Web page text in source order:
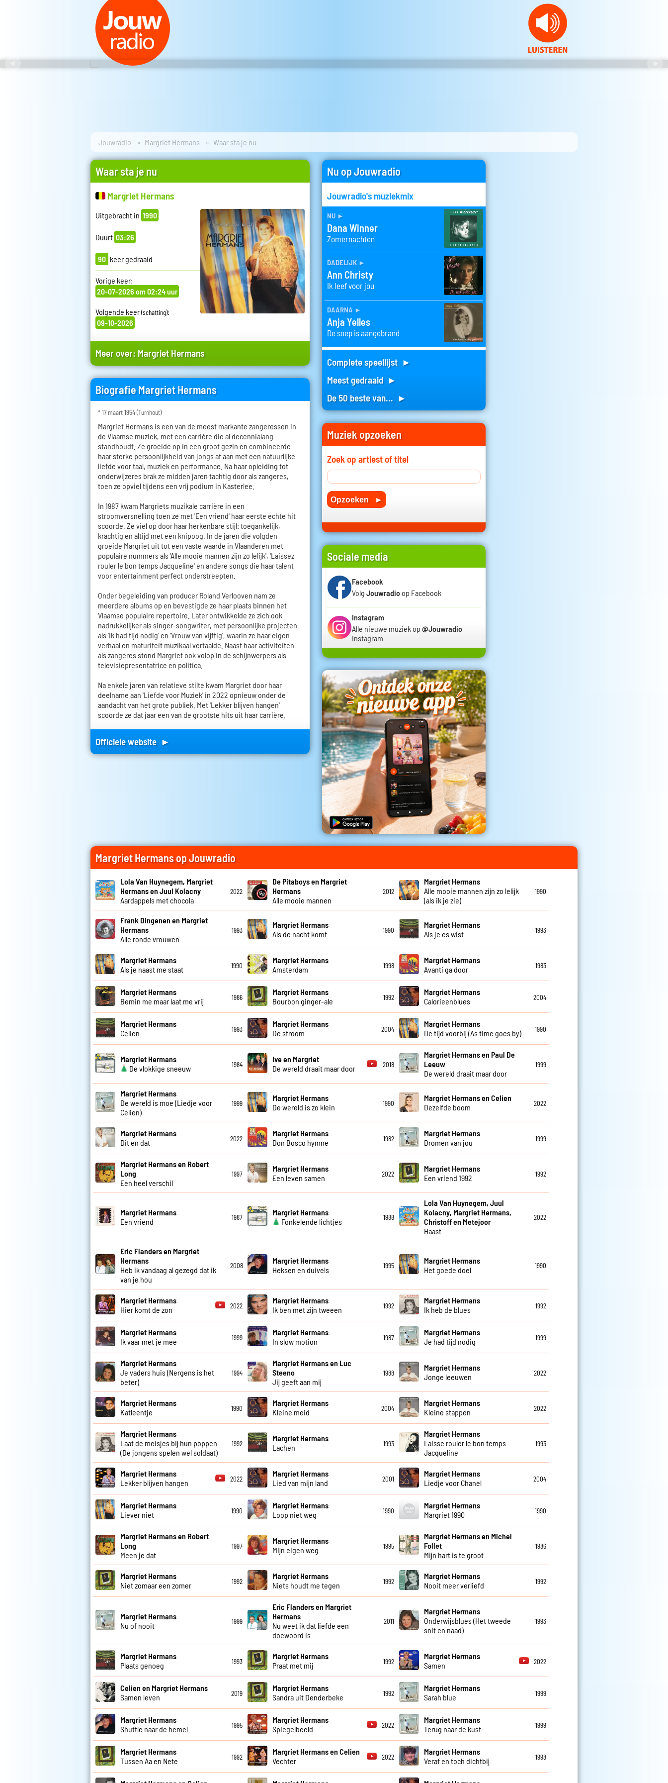
Jouwradio Margriet Hermans Waar sta je nu
Waar sta je nu
Margriet Hermans
Uitgebracht in 1990
Duurt 03:26
90 keer gedraaid
Vorige keer:
20-07-2026 om 02:24 uur
Volgende keer(schatting):
09-10-2026
Meer over: Margriet Hermans
Biografie Margriet Hermans
* 17 maart 1954 (Turnhout)
Margriet Hermans is een van de meest markante zangeressen in
de Vlaamse muziek, met een carrière die al decennialang
standhoudt. Ze groeide op in een groot gezin en combineerde
haar sterke persoonlijkheid van jongs af aan met een natuurlijke
liefde voor taal, muziek en performance. Na haar opleiding tot
onderwijzeres brak ze midden jaren tachtig door als zangeres,
toen ze opviel tijdens een vrij podium in Kasterlee.
In 1987 kwam Margriets muzikale carrière in een
stroomversnelling toen ze met 'Een vriend' haar eerste echte hit
scoorde. Ze viel op door haar herkenbare stijl: toegankelijk,
krachtig en altijd met een knipoog. In de jaren die volgden
groeide Margriet uit tot een vaste waarde in Vlaanderen met
populaire nummers als 'Alle mooie mannen zijn zo lelijk', 'Laissez
rouler le bon temps Jacqueline' en andere songs die haar talent
voor entertainment perfect onderstreepten.
Onder begeleiding van producer Roland Verlooven nam ze
meerdere albums op en bevestigde ze haar plaats binnen het
Vlaamse populaire repertoire. Later ontwikkelde ze zich ook
nadrukkelijker als singer-songwriter, met persoonlijke projecten
als 'Ik had tijd nodig' en 'Vrouw van vijftig', waarin ze haar eigen
verhaal en maturiteit muzikaal vertaalde. Naast haar activiteiten
als zangeres stond Margriet ook volop in de schijnwerpers als
televisiepresentatrice en politica.
Na enkele jaren van relatieve stilte kwam Margriet door haar
deelname aan 'Liefde voor Muziek' in 2022 opnieuw onder de
aandacht van het grote publiek. Met 'Lekker blijven hangen'
scoorde ze dat jaar een van de grootste hits uit haar carrière.
Officiele website ►
Nu op Jouwradio
Jouwradio's muziekmix
nu ►
Dana Winner
Zomernachten
dadelijk ►
Ann Christy
Ik leef voor jou
daarna ►
Anja Yelles
De soep is aangebrand
Complete speellijst ►
Meest gedraaid ►
De 50 beste van... ►
Muziek opzoeken
Zoek op artiest of titel
Sociale media
Facebook
Volg Jouwradio op Facebook
Instagram
Alle nieuwe muziek op @Jouwradio
Instagram
Margriet Hermans op Jouwradio
Lola Van Huynegem, Margriet
Hermans en Juul Kolacny
Aardappels met chocola
2022
De Pitaboys en Margriet
Hermans
Alle mooie mannen
2012
Margriet Hermans
Alle mooie mannen zijn zo lelijk
(als ik je zie)
1990
Frank Dingenen en Margriet
Hermans
Alle ronde vrouwen
1993
Margriet Hermans
Als de nacht komt
1990
Margriet Hermans
Als je es wist
1993
Margriet Hermans
Als je naast me staat
1990
Margriet Hermans
Amsterdam
1998
Margriet Hermans
Avanti ga door
1983
Margriet Hermans
Bemin me maar laat me vrij
1986
Margriet Hermans
Bourbon ginger-ale
1992
Margriet Hermans
Calorieenblues
2004
Margriet Hermans
Celien
1993
Margriet Hermans
De stroom
2004
Margriet Hermans
De tijd voorbij (As time goes by)
1990
Margriet Hermans
De vlokkige sneeuw
1984
Ive en Margriet
De wereld draait maar door
2018
Margriet Hermans en Paul De
Leeuw
De wereld draait maar door
1999
Margriet Hermans
De wereld is moe (Liedje voor
Celien)
1999
Margriet Hermans
De wereld is zo klein
1990
Margriet Hermans en Celien
Dezelfde boom
2022
Margriet Hermans
Dit en dat
2022
Margriet Hermans
Don Bosco hymne
1982
Margriet Hermans
Dromen van jou
1999
Margriet Hermans en Robert
Long
Een heel verschil
1997
Margriet Hermans
Een leven samen
2022
Margriet Hermans
Een vriend 1992
1992
Margriet Hermans
Een vriend
1987
Margriet Hermans
Fonkelende lichtjes
1988
Lola Van Huynegem, Juul
Kolacny, Margriet Hermans,
Christoff en Metejoor
Haast
2022
Eric Flanders en Margriet
Hermans
Heb ik vandaag al gezegd dat ik
van je hou
2008
Margriet Hermans
Heksen en duivels
1995
Margriet Hermans
Het goede doel
1990
Margriet Hermans
Hier komt de zon
2022
Margriet Hermans
Ik ben met zijn tweeen
1992
Margriet Hermans
Ik heb de blues
1992
Margriet Hermans
Ik vaar met je mee
1999
Margriet Hermans
In slow motion
1987
Margriet Hermans
Je had tijd nodig
1999
Margriet Hermans
Je vaders huis (Nergens is het
beter)
1994
Margriet Hermans en Luc
Steeno
Jij geeft aan mij
1988
Margriet Hermans
Jonge leeuwen
2022
Margriet Hermans
Katleentje
1990
Margriet Hermans
Kleine meid
2004
Margriet Hermans
Kleine stappen
2022
Margriet Hermans
Laat de meisjes bij hun poppen
(De jongens spelen wel soldaat)
1992
Margriet Hermans
Lachen
1993
Margriet Hermans
Laisse rouler le bon temps
Jacqueline
1993
Margriet Hermans
Lekker blijven hangen
2022
Margriet Hermans
Lied van mijn land
2001
Margriet Hermans
Liedje voor Chanel
2004
Margriet Hermans
Liever niet
1990
Margriet Hermans
Loop niet weg
1990
Margriet Hermans
Margriet 1990
1990
Margriet Hermans en Robert
Long
Meen je dat
1997
Margriet Hermans
Mijn eigen weg
1995
Margriet Hermans en Michel
Follet
Mijn hart is te groot
1986
Margriet Hermans
Niet zomaar een zomer
1992
Margriet Hermans
Niets houdt me tegen
1992
Margriet Hermans
Nooit meer verliefd
1992
Margriet Hermans
Nu of nooit
1999
Eric Flanders en Margriet
Hermans
Nu weet ik dat liefde een
doewoord is
2011
Margriet Hermans
Onderwijsblues (Het tweede
snit en naad)
1993
Margriet Hermans
Plaats genoeg
1993
Margriet Hermans
Praat met mij
1992
Margriet Hermans
Samen
2022
Celien en Margriet Hermans
Samen leven
2019
Margriet Hermans
Sandra uit Denderbeke
1992
Margriet Hermans
Sarah blue
1999
Margriet Hermans
Shuttle naar de hemel
1995
Margriet Hermans
Spiegelbeeld
2022
Margriet Hermans
Terug naar de kust
1999
Margriet Hermans
Tussen Aa en Nete
1992
Margriet Hermans en Celien
Vechter
2022
Margriet Hermans
Veraf en toch dichtbij
1998